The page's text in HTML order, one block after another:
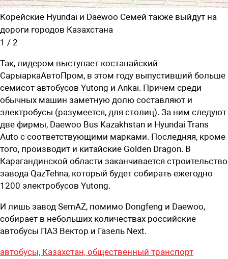
Корейские Hyundai и Daewoo Семей также выйдут на
дороги городов Казахстана
1 / 2
Так, лидером выступает костанайский
СарыаркаАвтоПром, в этом году выпустивший больше
семисот автобусов Yutong и Ankai. Причем среди
обычных машин заметную долю составляют и
электробусы (разумеется, для столиц). За ним следуют
две фирмы, Daewoo Bus Kazakhstan и Hyundai Trans
Auto с соответствующими марками. Последняя, кроме
того, производит и китайские Golden Dragon. В
Карагандинской области заканчивается строительство
завода QazTehna, который будет собирать ежегодно
1200 электробусов Yutong.
И лишь завод SemAZ, помимо Dongfeng и Daewoo,
собирает в небольших количествах российские
автобусы ПАЗ Вектор и Газель Next.
автобусы, Казахстан, общественный транспорт